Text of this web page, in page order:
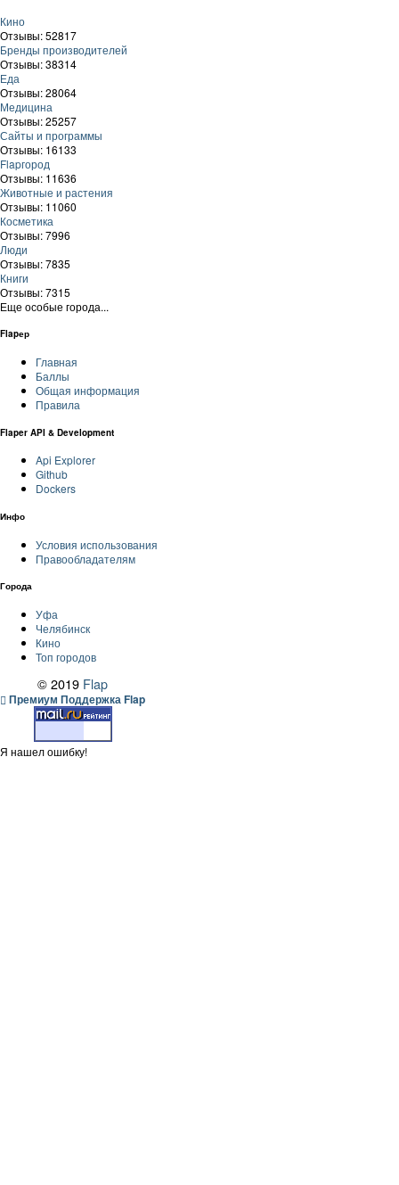
Кино
Отзывы: 52817
Бренды производителей
Отзывы: 38314
Еда
Отзывы: 28064
Медицина
Отзывы: 25257
Сайты и программы
Отзывы: 16133
Flapгород
Отзывы: 11636
Животные и растения
Отзывы: 11060
Косметика
Отзывы: 7996
Люди
Отзывы: 7835
Книги
Отзывы: 7315
Еще особые города...
Flapер
Главная
Баллы
Общая информация
Правила
Flaper API & Development
Api Explorer
Github
Dockers
Инфо
Условия использования
Правообладателям
Города
Уфа
Челябинск
Кино
Топ городов
© 2019 Flap
Премиум Поддержка Flap
Я нашел ошибку!